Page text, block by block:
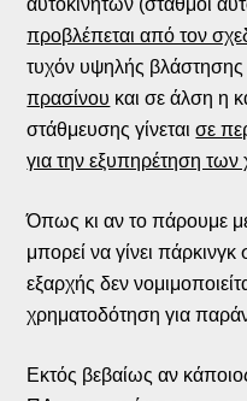
αυτοκινήτων (σταθμοί
προβλέπεται από τον
τυχόν υψηλής
πρασίνου και σε άλση η
στάθμευσης γίνεταισε
για την εξυπηρέτηση
Όπως κι αν το πάρουμε
μπορεί να γίνει
εξαρχής δεν
χρηματοδότηση για
Εκτός βεβαίως αν